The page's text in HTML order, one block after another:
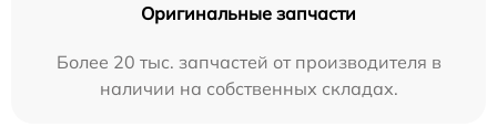
Оригинальные запчасти
Более 20 тыс. запчастей от производителя в
наличии на собственных складах.